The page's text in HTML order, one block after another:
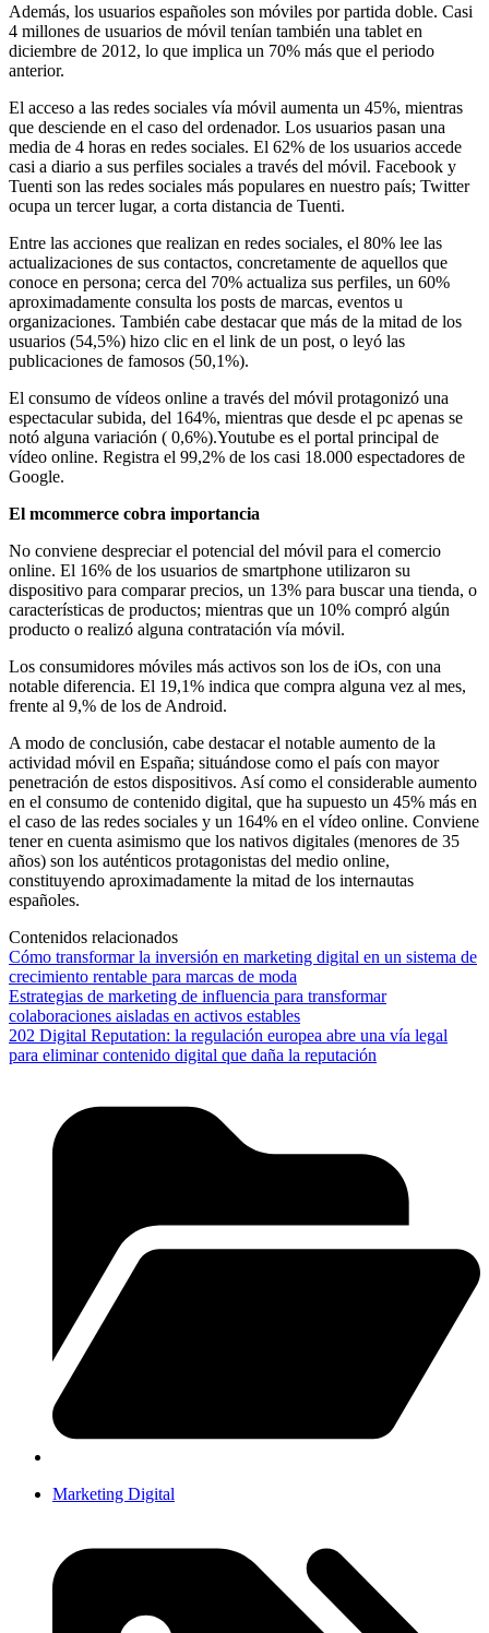
Además, los usuarios españoles son móviles por partida doble. Casi
4 millones de usuarios de móvil tenían también una tablet en
diciembre de 2012, lo que implica un 70% más que el periodo
anterior.
El acceso a las redes sociales vía móvil aumenta un 45%, mientras
que desciende en el caso del ordenador. Los usuarios pasan una
media de 4 horas en redes sociales. El 62% de los usuarios accede
casi a diario a sus perfiles sociales a través del móvil. Facebook y
Tuenti son las redes sociales más populares en nuestro país; Twitter
ocupa un tercer lugar, a corta distancia de Tuenti.
Entre las acciones que realizan en redes sociales, el 80% lee las
actualizaciones de sus contactos, concretamente de aquellos que
conoce en persona; cerca del 70% actualiza sus perfiles, un 60%
aproximadamente consulta los posts de marcas, eventos u
organizaciones. También cabe destacar que más de la mitad de los
usuarios (54,5%) hizo clic en el link de un post, o leyó las
publicaciones de famosos (50,1%).
El consumo de vídeos online a través del móvil protagonizó una
espectacular subida, del 164%, mientras que desde el pc apenas se
notó alguna variación ( 0,6%).Youtube es el portal principal de
vídeo online. Registra el 99,2% de los casi 18.000 espectadores de
Google.
El mcommerce cobra importancia
No conviene despreciar el potencial del móvil para el comercio
online. El 16% de los usuarios de smartphone utilizaron su
dispositivo para comparar precios, un 13% para buscar una tienda, o
características de productos; mientras que un 10% compró algún
producto o realizó alguna contratación vía móvil.
Los consumidores móviles más activos son los de iOs, con una
notable diferencia. El 19,1% indica que compra alguna vez al mes,
frente al 9,% de los de Android.
A modo de conclusión, cabe destacar el notable aumento de la
actividad móvil en España; situándose como el país con mayor
penetración de estos dispositivos. Así como el considerable aumento
en el consumo de contenido digital, que ha supuesto un 45% más en
el caso de las redes sociales y un 164% en el vídeo online. Conviene
tener en cuenta asimismo que los nativos digitales (menores de 35
años) son los auténticos protagonistas del medio online,
constituyendo aproximadamente la mitad de los internautas
españoles.
Contenidos relacionados
Cómo transformar la inversión en marketing digital en un sistema de
crecimiento rentable para marcas de moda
Estrategias de marketing de influencia para transformar
colaboraciones aisladas en activos estables
202 Digital Reputation: la regulación europea abre una vía legal
para eliminar contenido digital que daña la reputación
Marketing Digital